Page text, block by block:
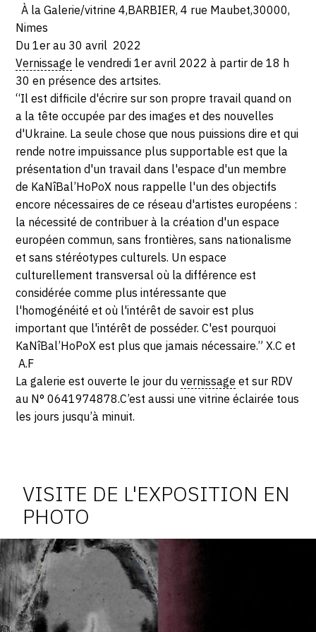
AVRIL
2022
À la Galerie/vitrine 4,BARBIER, 4 rue Maubet,30000,
Nimes
Du 1er au 30 avril 2022
Vernissage le vendredi 1er avril 2022 à partir de 18 h
30 en présence des artsites.
“Il est difficile d'écrire sur son propre travail quand on
a la tête occupée par des images et des nouvelles
d'Ukraine. La seule chose que nous puissions dire et qui
rende notre impuissance plus supportable est que la
présentation d'un travail dans l'espace d'un membre
de KaNîBal’HoPoX nous rappelle l'un des objectifs
encore nécessaires de ce réseau d'artistes européens :
la nécessité de contribuer à la création d'un espace
européen commun, sans frontières, sans nationalisme
et sans stéréotypes culturels. Un espace
culturellement transversal où la différence est
considérée comme plus intéressante que
l'homogénéité et où l'intérêt de savoir est plus
important que l'intérêt de posséder. C'est pourquoi
KaNîBal’HoPoX est plus que jamais nécessaire.” X.C et
A.F
La galerie est ouverte le jour duvernissage et sur RDV
au N° 0641974878.C’est aussi une vitrine éclairée tous
les jours jusqu’à minuit.
l'exposition
VISITE DE L'EXPOSITION EN
PHOTO